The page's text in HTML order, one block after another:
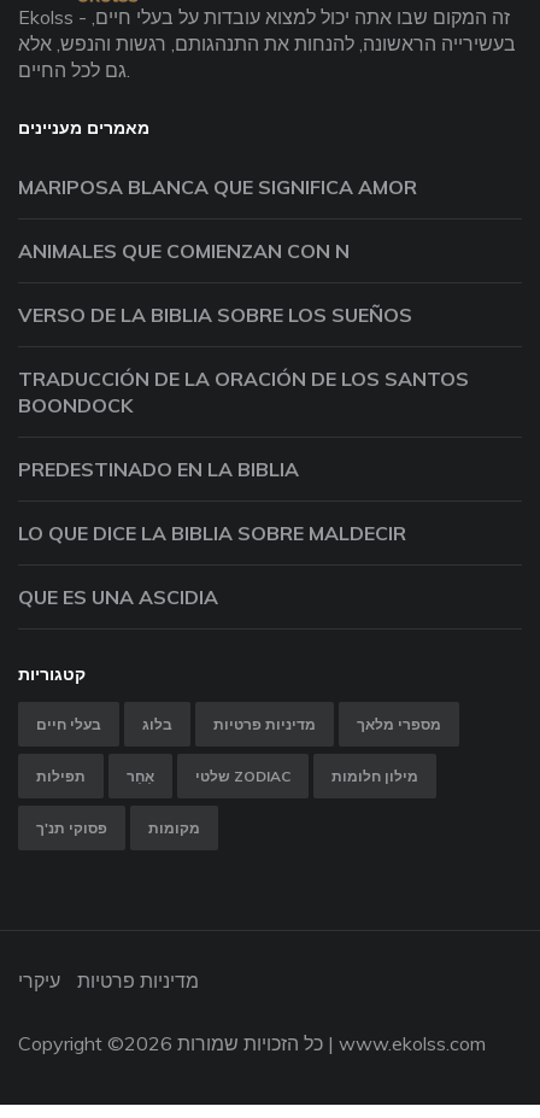
Ekolss - זה המקום שבו אתה יכול למצוא עובדות על בעלי חיים,
בעשירייה הראשונה, להנחות את התנהגותם, רגשות והנפש, אלא
גם לכל החיים.
מאמרים מעניינים
MARIPOSA BLANCA QUE SIGNIFICA AMOR
ANIMALES QUE COMIENZAN CON N
VERSO DE LA BIBLIA SOBRE LOS SUEÑOS
TRADUCCIÓN DE LA ORACIÓN DE LOS SANTOS
BOONDOCK
PREDESTINADO EN LA BIBLIA
LO QUE DICE LA BIBLIA SOBRE MALDECIR
QUE ES UNA ASCIDIA
קטגוריות
בעלי חיים בלוג מדיניות פרטיות מספרי מלאך
תפילות אַחֵר שלטי ZODIAC מילון חלומות
פסוקי תנ'ך מקומות
עיקרי מדיניות פרטיות
Copyright © 2026 כל הזכויות שמורות | www.ekolss.com